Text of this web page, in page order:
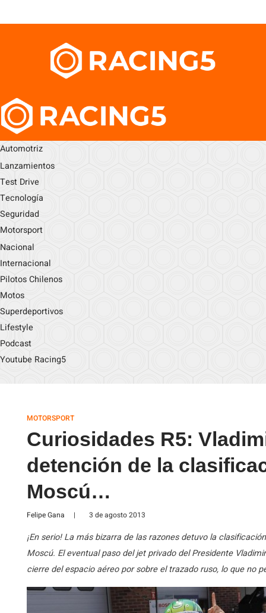
Automotriz
Lanzamientos
Test Drive
Tecnología
Seguridad
Motorsport
Nacional
Internacional
Pilotos Chilenos
Motos
Superdeportivos
Lifestyle
Podcast
Youtube Racing5
MOTORSPORT
Curiosidades R5:
detención de la
Moscú…
Felipe Gana | 3 de agosto 2013
¡En serio! La más bizarra de las razones detuvo la
Moscú. El eventual paso del jet privado del Presidente
cierre del espacio aéreo por sobre el trazado ruso, lo que no